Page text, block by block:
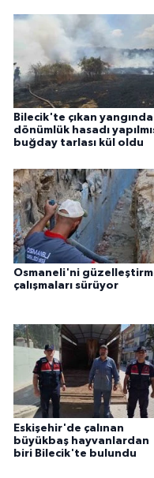
Bilecik'te çıkan
dönümlük hasadı
buğday tarlası kül oldu
Osmaneli'ni
çalışmaları sürüyor
Eskişehir'de çalınan
büyükbaş hayvanlardan
biri Bilecik'te bulundu
SİYASET
SPOR HABERLERİ
TEKNOLOJİ
Turizm
ÜLKE GÜNDEMİ
YAŞAM
YEREL